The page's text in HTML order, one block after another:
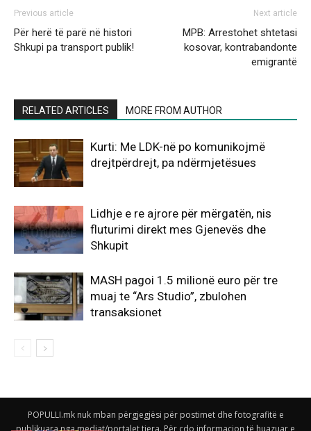
Previous article
Për herë të parë në histori
Shkupi pa transport publik!
Next article
MPB: Arrestohet shtetasi
kosovar, kontrabandonte
emigrantë
RELATED ARTICLES MORE FROM AUTHOR
Kurti: Me LDK-në po komunikojmë
drejtpërdrejt, pa ndërmjetësues
Lidhje e re ajrore për mërgatën, nis
fluturimi direkt mes Gjenevës dhe
Shkupit
MASH pagoi 1.5 milionë euro për tre
muaj te “Ars Studio”, zbulohen
transaksionet
POPULLI.mk nuk mban përgjegjësi për postimet dhe fotografitë e
publikuara nga mediat/portalet tjera. Për çdo informacion të huazuar e